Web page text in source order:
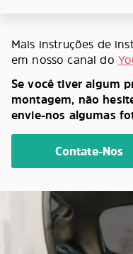
Mais instruções de
em nosso canal do
Se você tiver algum
montagem, não
envie-nos algumas
Contate-Nos